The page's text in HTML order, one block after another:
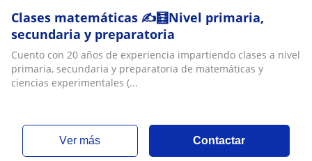
Clases matemáticas ✍️🧮Nivel primaria,
secundaria y preparatoria
Cuento con 20 años de experiencia impartiendo clases a nivel
primaria, secundaria y preparatoria de matemáticas y
ciencias experimentales (...
ver más Contactar